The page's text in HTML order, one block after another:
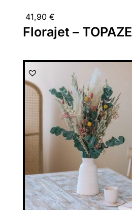
41,90 €
Florajet – TOPAZE